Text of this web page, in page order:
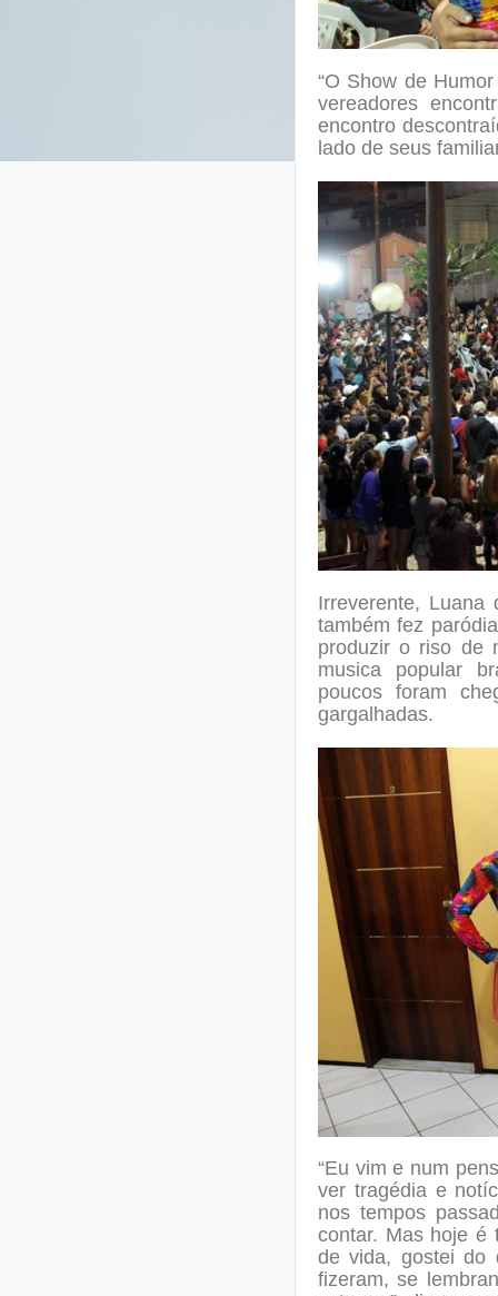
“O Show de
vereadores
encontro
lado de seus
Irreverente,
também fez
produzir o riso de
musica popular
poucos foram
gargalhadas.
“Eu vim e num
ver tragédia e
nos tempos
contar. Mas hoje é
de vida, gostei do
fizeram, se